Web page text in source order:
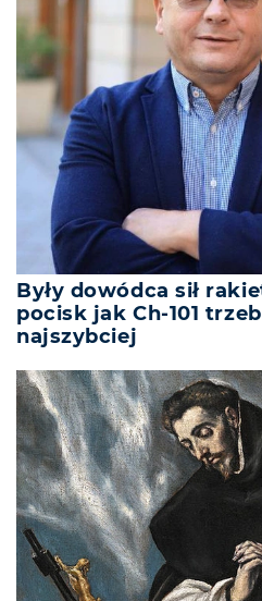
Były dowódca sił
pocisk jak Ch-101
najszybciej